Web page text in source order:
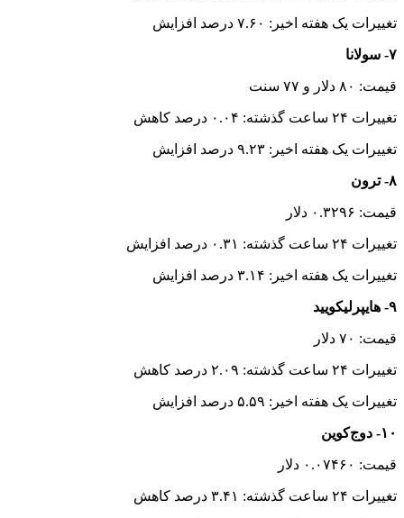
تغییرات یک هفته اخیر: ۷.۶۰ درصد افزایش
۷- سولانا
قیمت: ۸۰ دلار و ۷۷ سنت
تغییرات ۲۴ ساعت گذشته: ۰.۰۴ درصد کاهش
تغییرات یک هفته اخیر: ۹.۲۳ درصد افزایش
۸- ترون
قیمت: ۰.۳۲۹۶ دلار
تغییرات ۲۴ ساعت گذشته: ۰.۳۱ درصد افزایش
تغییرات یک هفته اخیر: ۳.۱۴ درصد افزایش
۹- هایپرلیکویید
قیمت: ۷۰ دلار
تغییرات ۲۴ ساعت گذشته: ۲.۰۹ درصد کاهش
تغییرات یک هفته اخیر: ۵.۵۹ درصد افزایش
۱۰- دوج‌کوین
قیمت: ۰.۰۷۴۶۰ دلار
تغییرات ۲۴ ساعت گذشته: ۳.۴۱ درصد کاهش